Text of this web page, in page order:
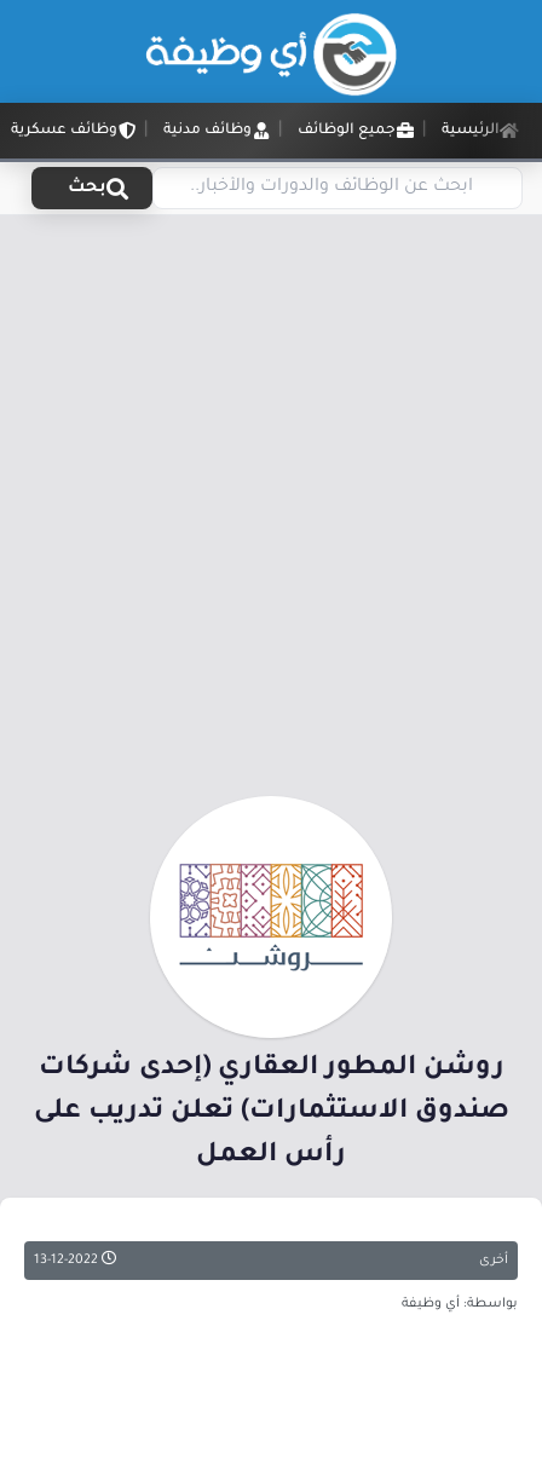
الرئيسية جميع الوظائف وظائف مدنية وظائف عسكرية
بحث
روشن المطور العقاري (إحدى شركات
صندوق الاستثمارات) تعلن تدريب على
رأس العمل
أخرى
بواسطة: أي وظيفة